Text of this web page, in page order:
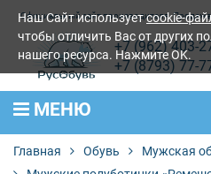
Официальный сайт производителя.
+7 (962) 403-
+7 (8793) 77-
МЕНЮ
Главная Обувь Мужская
Наш Сайт используетcookie-
чтобы отличить Вас от других
нашего ресурса. Нажмите OK.